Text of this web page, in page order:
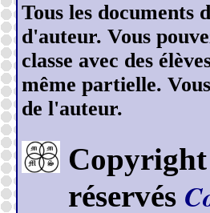
Tous les documents
d'auteur. Vous
classe avec des
même partielle.
de l'auteur.
réservés